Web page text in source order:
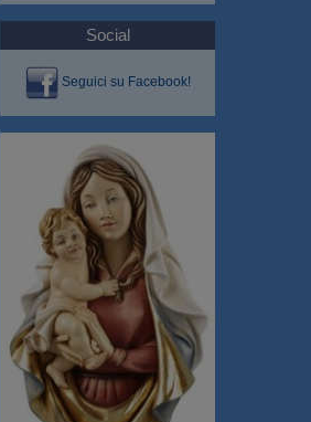
Social
Seguici su Facebook!